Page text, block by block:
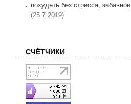
похудеть без стресса, забавное
(25.7.2019)
СЧЁТЧИКИ